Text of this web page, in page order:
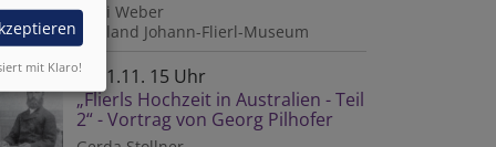
Anni Weber
Birgland Johann-Flierl-Museum
So, 1.11. 15 Uhr
„Flierls Hochzeit in Australien - Teil
2“ - Vortrag von Georg Pilhofer
mit Klaro!